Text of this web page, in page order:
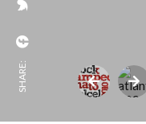
SHARE: